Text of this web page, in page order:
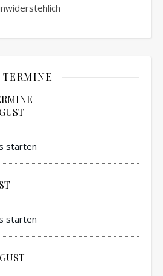
TERMINE
starten
starten